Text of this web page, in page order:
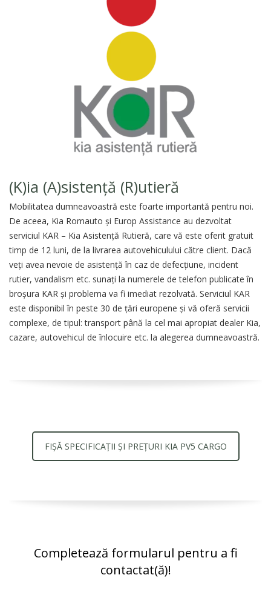
(K)ia (A)sistență (R)utieră
Mobilitatea dumneavoastră este foarte importantă pentru noi.
De aceea, Kia Romauto și Europ Assistance au dezvoltat
serviciul KAR – Kia Asistenţă Rutieră, care vă este oferit gratuit
timp de 12 luni, de la livrarea autovehiculului către client. Dacă
veţi avea nevoie de asistenţă în caz de defecţiune, incident
rutier, vandalism etc. sunaţi la numerele de telefon publicate în
broşura KAR şi problema va fi imediat rezolvată. Serviciul KAR
este disponibil în peste 30 de ţări europene şi vă oferă servicii
complexe, de tipul: transport până la cel mai apropiat dealer Kia,
cazare, autovehicul de înlocuire etc. la alegerea dumneavoastră.
FIȘĂ SPECIFICAȚII ȘI PREȚURI KIA PV5 CARGO
Completează formularul pentru a fi
contactat(ă)!